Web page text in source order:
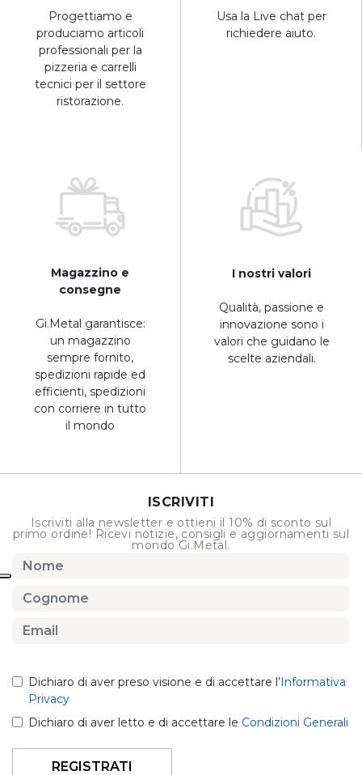
Progettiamo e
produciamo articoli
professionali per la
pizzeria e carrelli
tecnici per il settore
ristorazione.
Usa la Live chat per
richiedere aiuto.
Magazzino e
consegne
Gi.Metal garantisce:
un magazzino
sempre fornito,
spedizioni rapide ed
efficienti, spedizioni
con corriere in tutto
il mondo
I nostri valori
Qualità, passione e
innovazione sono i
valori che guidano le
scelte aziendali.
ISCRIVITI
Iscriviti alla newsletter e ottieni il 10% di sconto sul
primo ordine! Ricevi notizie, consigli e aggiornamenti sul
mondo Gi.Metal.
Dichiaro di aver preso visione e di accettare l’Informativa
Privacy
Dichiaro di aver letto e di accettare le Condizioni Generali
REGISTRATI